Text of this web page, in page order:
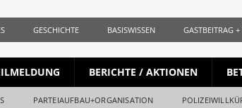
GESCHICHTE BASISWISSEN GASTBEITRAG
BERICHTE / AKTIONEN
PARTEIAUFBAU+ORGANISATION